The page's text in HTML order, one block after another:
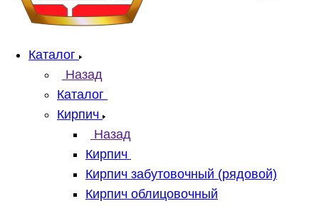
Каталог
Назад
Каталог
Кирпич
Назад
Кирпич
Кирпич забутовочный (рядовой)
Кирпич облицовочный